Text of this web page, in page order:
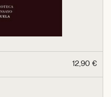
12,90 €